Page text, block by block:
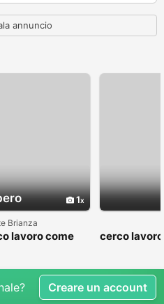
annuncio
1
Brianza
lavoro come
cerco
Creare un account